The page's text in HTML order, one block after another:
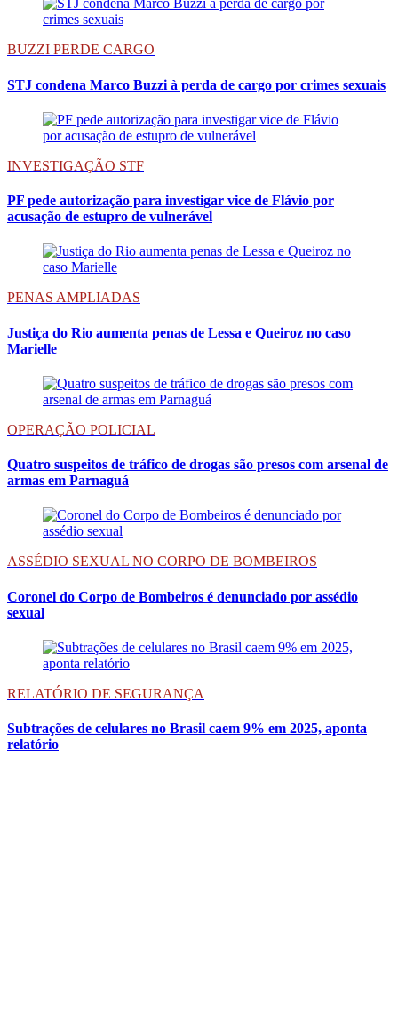
BUZZI PERDE CARGO
STJ condena Marco Buzzi à perda de cargo por crimes sexuais
INVESTIGAÇÃO STF
PF pede autorização para investigar vice de Flávio por
acusação de estupro de vulnerável
PENAS AMPLIADAS
Justiça do Rio aumenta penas de Lessa e Queiroz no caso
Marielle
OPERAÇÃO POLICIAL
Quatro suspeitos de tráfico de drogas são presos com arsenal de
armas em Parnaguá
ASSÉDIO SEXUAL NO CORPO DE BOMBEIROS
Coronel do Corpo de Bombeiros é denunciado por assédio
sexual
RELATÓRIO DE SEGURANÇA
Subtrações de celulares no Brasil caem 9% em 2025, aponta
relatório